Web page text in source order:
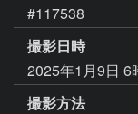
#117538
撮影日時
2025年1月9日 6
撮影方法